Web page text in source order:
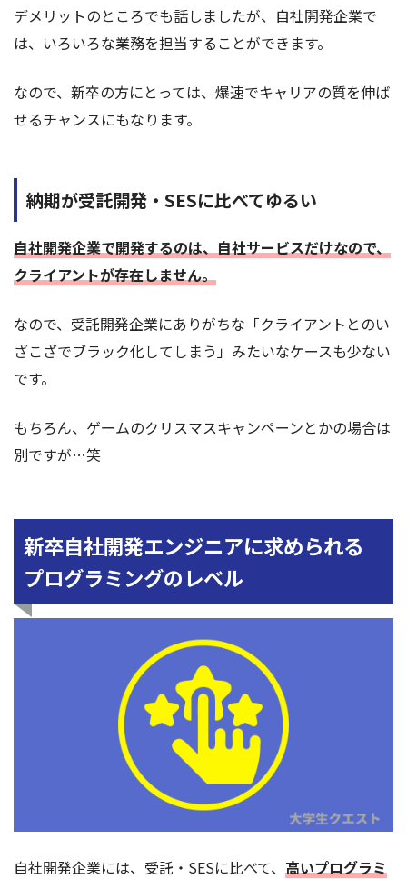
デメリットのところでも話しましたが、自社開発企業で
は、いろいろな業務を担当することができます。
なので、新卒の方にとっては、爆速でキャリアの質を伸ば
せるチャンスにもなります。
納期が受託開発・SESに比べてゆるい
自社開発企業で開発するのは、自社サービスだけなので、
クライアントが存在しません。
なので、受託開発企業にありがちな「クライアントとのい
ざこざでブラック化してしまう」みたいなケースも少ない
です。
もちろん、ゲームのクリスマスキャンペーンとかの場合は
別ですが…笑
新卒自社開発エンジニアに求められる
プログラミングのレベル
自社開発企業には、受託・SESに比べて、 高いプログラミ